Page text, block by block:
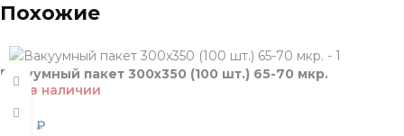
Похожие
Вакуумный пакет 300х350 (100 шт.) 65-70 мкр.
Нет в наличии
₽